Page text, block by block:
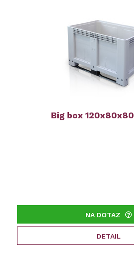
Big box
NA DOTAZ
DETAIL